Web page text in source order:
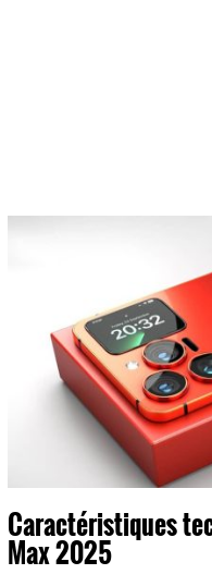
Caractéristiques
Max 2025